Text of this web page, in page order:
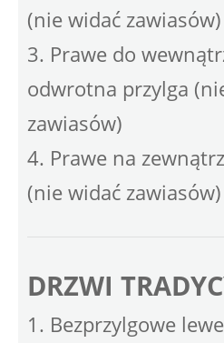
(nie widać zawiasów)
3. Prawe do
odwrotna przylga
zawiasów)
4. Prawe na
(nie widać zawiasów)
DRZWI
1. Bezprzylgowe